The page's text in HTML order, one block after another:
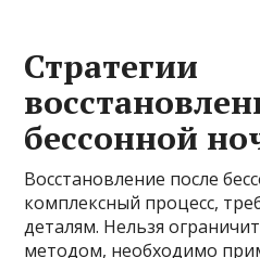
Стратегии
бессонной
Восстановление после
комплексный процесс,
деталям. Нельзя
методом, необходимо